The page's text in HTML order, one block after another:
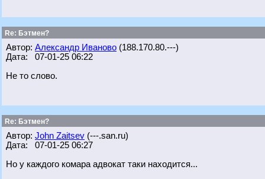
Re: Бэтмен?
Автор: Александр Иваново (188.170.80.---)
Дата: 07-01-25 06:22
Не то слово.
Re: Бэтмен?
Автор: John Zaitsev (---.san.ru)
Дата: 07-01-25 06:27
Но у каждого комара адвокат таки находится...